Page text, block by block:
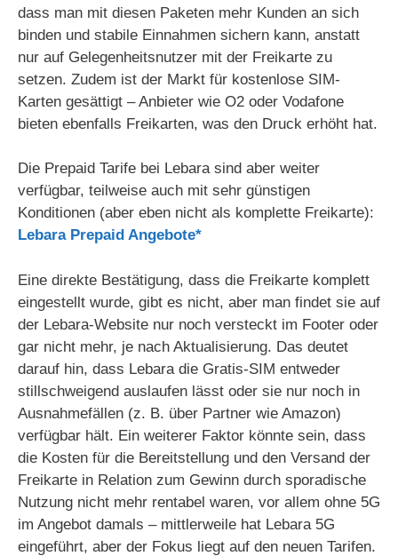
dass man mit diesen Paketen mehr Kunden an sich
binden und stabile Einnahmen sichern kann, anstatt
nur auf Gelegenheitsnutzer mit der Freikarte zu
setzen. Zudem ist der Markt für kostenlose SIM-
Karten gesättigt – Anbieter wie O2 oder Vodafone
bieten ebenfalls Freikarten, was den Druck erhöht hat.
Die Prepaid Tarife bei Lebara sind aber weiter
verfügbar, teilweise auch mit sehr günstigen
Konditionen (aber eben nicht als komplette Freikarte):
Lebara Prepaid Angebote*
Eine direkte Bestätigung, dass die Freikarte komplett
eingestellt wurde, gibt es nicht, aber man findet sie auf
der Lebara-Website nur noch versteckt im Footer oder
gar nicht mehr, je nach Aktualisierung. Das deutet
darauf hin, dass Lebara die Gratis-SIM entweder
stillschweigend auslaufen lässt oder sie nur noch in
Ausnahmefällen (z. B. über Partner wie Amazon)
verfügbar hält. Ein weiterer Faktor könnte sein, dass
die Kosten für die Bereitstellung und den Versand der
Freikarte in Relation zum Gewinn durch sporadische
Nutzung nicht mehr rentabel waren, vor allem ohne 5G
im Angebot damals – mittlerweile hat Lebara 5G
eingeführt, aber der Fokus liegt auf den neuen Tarifen.